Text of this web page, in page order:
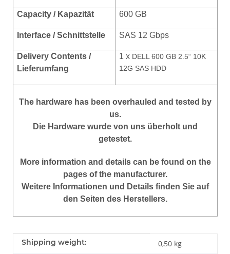
Capacity / Kapazität 600 GB
Interface / Schnittstelle SAS 12 Gbps
Delivery Contents /
Lieferumfang
1 x DELL 600 GB 2.5“ 10K
12G SAS HDD
The hardware has been overhauled and tested by
us.
Die Hardware wurde von uns überholt und
getestet.
More information and details can be found on the
pages of the manufacturer.
Weitere Informationen und Details finden Sie auf
den Seiten des Herstellers.
Item information
Value
Shipping weight: 0,50 kg